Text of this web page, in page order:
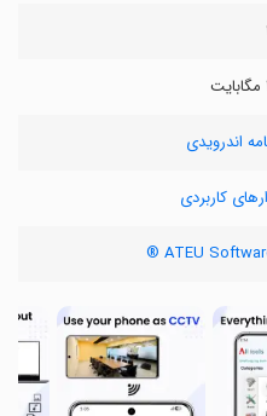
اندرویدی
کاربردی
ATEU